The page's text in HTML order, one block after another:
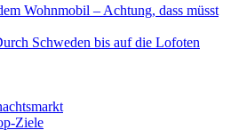
Wohnmobil – Achtung, dass müsst
Schweden bis auf die Lofoten
Ziele